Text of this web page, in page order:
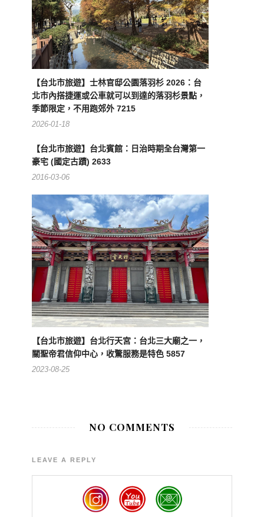
【台北市旅遊】士林官邸公園落羽杉 2026：台
北市內搭捷運或公車就可以到達的落羽杉景點，
季節限定，不用跑郊外 7215
2026-01-18
【台北市旅遊】台北賓館：日治時期全台灣第一
豪宅 (國定古蹟) 2633
2016-03-06
【台北市旅遊】台北行天宮：台北三大廟之一，
關聖帝君信仰中心，收驚服務是特色 5857
2023-08-25
NO COMMENTS
LEAVE A REPLY